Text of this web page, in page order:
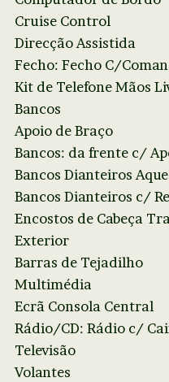
Cruise Control
Direcção Assistida
Fecho: Fecho C/
Kit de Telefone Mãos
Bancos
Apoio de Braço
Bancos: da frente c/
Bancos Dianteiros
Bancos Dianteiros c/
Encostos de Cabeça
Exterior
Barras de Tejadilho
Multimédia
Ecrã Consola Central
Rádio/CD: Rádio c/
Televisão
Volantes